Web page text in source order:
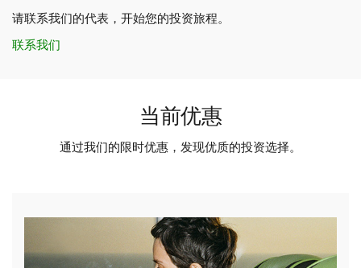
请联系我们的代表，开始您的投资旅程。
联系我们​​​​​​​
当前优惠
通过我们的限时优惠，发现优质的投资选择。